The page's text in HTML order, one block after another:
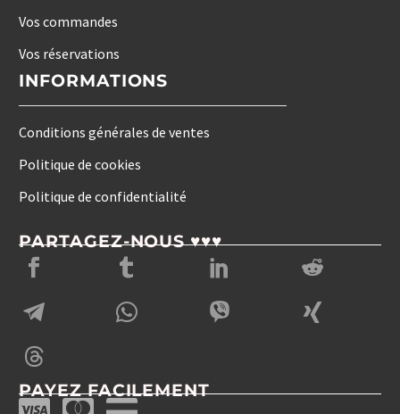
Vos commandes
Vos réservations
INFORMATIONS
Conditions générales de ventes
Politique de cookies
Politique de confidentialité
PARTAGEZ-NOUS ♥♥♥
PAYEZ FACILEMENT